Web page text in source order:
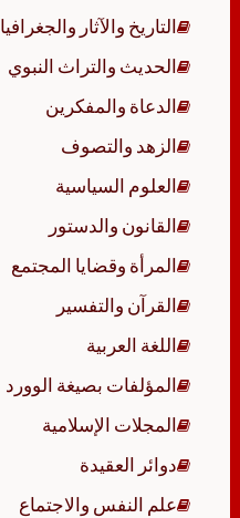
التاريخ والآثار والجغرافيا
الحديث والتراث النبوي
الدعاة والمفكرين
الزهد والتصوف
العلوم السياسية
القانون والدستور
المرأة وقضايا المجتمع
القرآن والتفسير
اللغة العربية
المؤلفات بصيغة الوورد
المجلات الإسلامية
دوائر العقيدة
علم النفس والاجتماع